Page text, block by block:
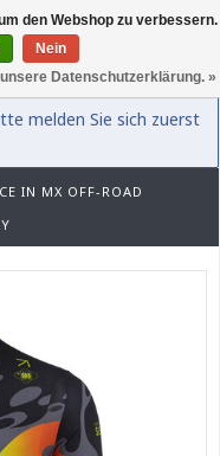
0
melden Sie sich zuerst
IN MX OFF-ROAD
den Webshop zu verbessern.
Nein
Datenschutzerklärung. »